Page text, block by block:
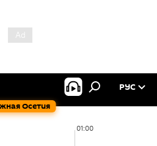
Осетия
РУС
01:00